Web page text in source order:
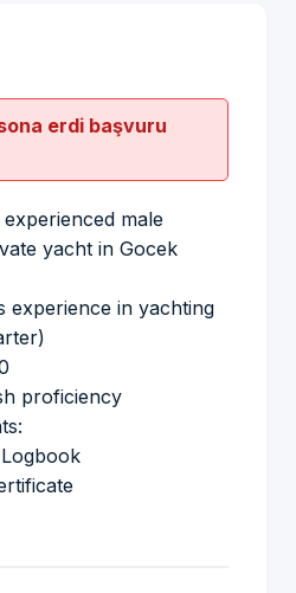
sona erdi başvuru
male
yacht in Gocek
experience in yachting
proficiency
Logbook